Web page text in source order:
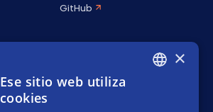
GitHub
×
Ese sitio web utiliza
cookies